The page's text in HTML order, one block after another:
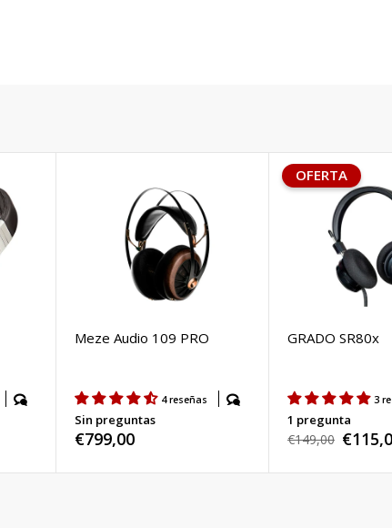
Meze Audio 109 PRO
4 reseñas
Sin preguntas
Precio
€799,00
OFERTA
GRADO SR80x
3
1 pregunta
Precio
€149,00 Precio
de